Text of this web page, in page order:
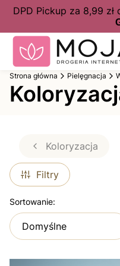
DPD Pickup za 8,99 zł
Strona główna Pielęgnacja
Koloryzacja
Filtry
Lista
Sortowanie:
Domyślne